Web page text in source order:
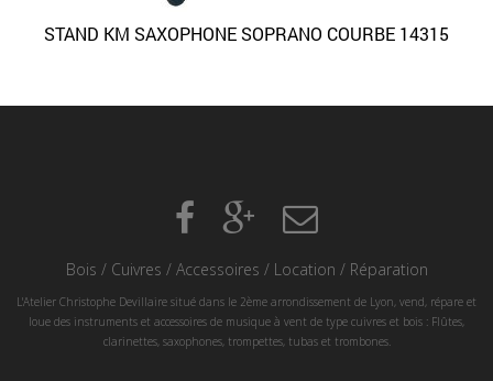
STAND KM SAXOPHONE SOPRANO COURBE 14315
Bois / Cuivres / Accessoires / Location / Réparation
L'Atelier Christophe Devillaire situé dans le 2ème arrondissement de Lyon, vend, répare et
loue des instruments et accessoires de musique à vent de type cuivres et bois : Flûtes,
clarinettes, saxophones, trompettes, tubas et trombones.